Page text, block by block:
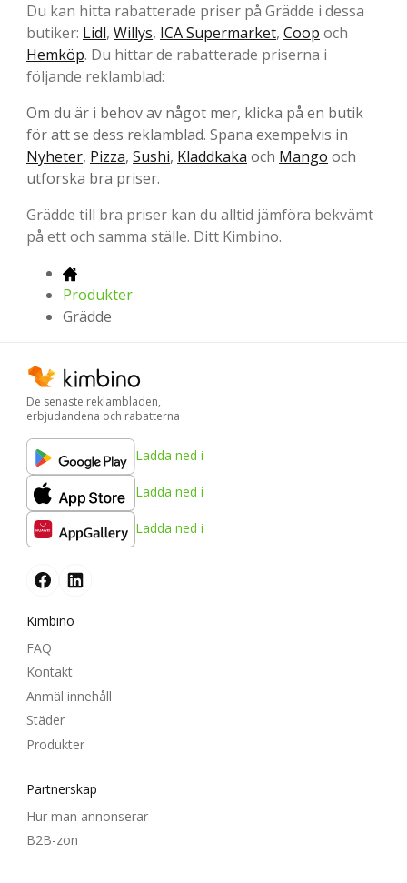
Du kan hitta rabatterade priser på Grädde i dessa
butiker: Lidl, Willys, ICA Supermarket, Coop och
Hemköp. Du hittar de rabatterade priserna i
följande reklamblad:
Om du är i behov av något mer, klicka på en butik
för att se dess reklamblad. Spana exempelvis in
Nyheter, Pizza, Sushi, Kladdkaka och Mango och
utforska bra priser.
Grädde till bra priser kan du alltid jämföra bekvämt
på ett och samma ställe. Ditt Kimbino.
Produkter
Grädde
De senaste reklambladen,
erbjudandena och rabatterna
Ladda ned i
Ladda ned i
Ladda ned i
Kimbino
FAQ
Kontakt
Anmäl innehåll
Städer
Produkter
Partnerskap
Hur man annonserar
B2B-zon